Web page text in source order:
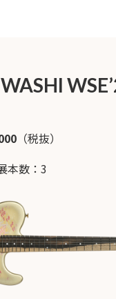
（税抜）
本数：3